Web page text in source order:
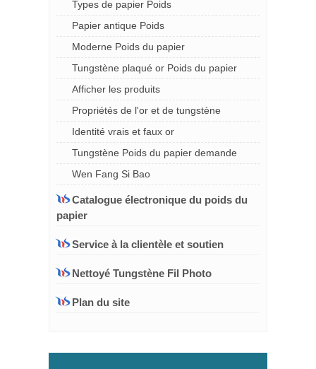
Types de papier Poids
Papier antique Poids
Moderne Poids du papier
Tungstène plaqué or Poids du papier
Afficher les produits
Propriétés de l'or et de tungstène
Identité vrais et faux or
Tungstène Poids du papier demande
Wen Fang Si Bao
Catalogue électronique du poids du
papier
Service à la clientèle et soutien
Nettoyé Tungstène Fil Photo
Plan du site